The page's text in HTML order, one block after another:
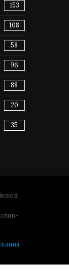
153
108
58
96
88
20
35